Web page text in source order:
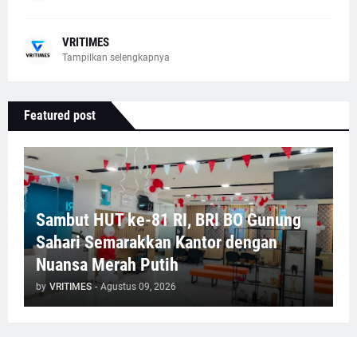
VRITIMES
Tampilkan selengkapnya
Featured post
Sambut HUT ke-81 RI, BRI BO Gunung
Sahari Semarakkan Kantor dengan
Nuansa Merah Putih
by VRITIMES - Agustus 09, 2026